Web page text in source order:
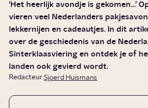
‘Het heerlijk avondje is gekomen…’
vieren veel Nederlanders
lekkernijen en cadeautjes. In dit
over de geschiedenis van de
Sinterklaasviering en ontdek je of
landen ook gevierd wordt.
Redacteur:Sjoerd Huismans